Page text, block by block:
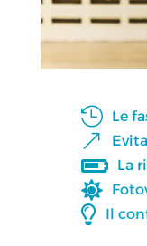
 Le
&
 La

 Il